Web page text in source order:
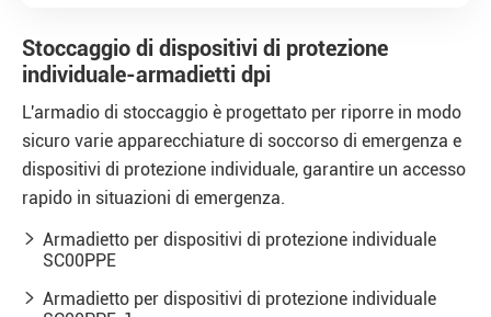
Stoccaggio di dispositivi di protezione
individuale-armadietti dpi
L'armadio di stoccaggio è progettato per riporre in modo
sicuro varie apparecchiature di soccorso di emergenza e
dispositivi di protezione individuale, garantire un accesso
rapido in situazioni di emergenza.
 Armadietto per dispositivi di protezione individuale
SC00PPE
 Armadietto per dispositivi di protezione individuale